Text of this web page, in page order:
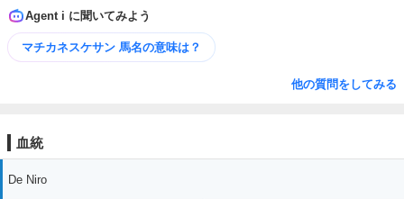
Agent i に聞いてみよう
マチカネスケサン 馬名の意味は？
他の質問をしてみる
血統
De Niro